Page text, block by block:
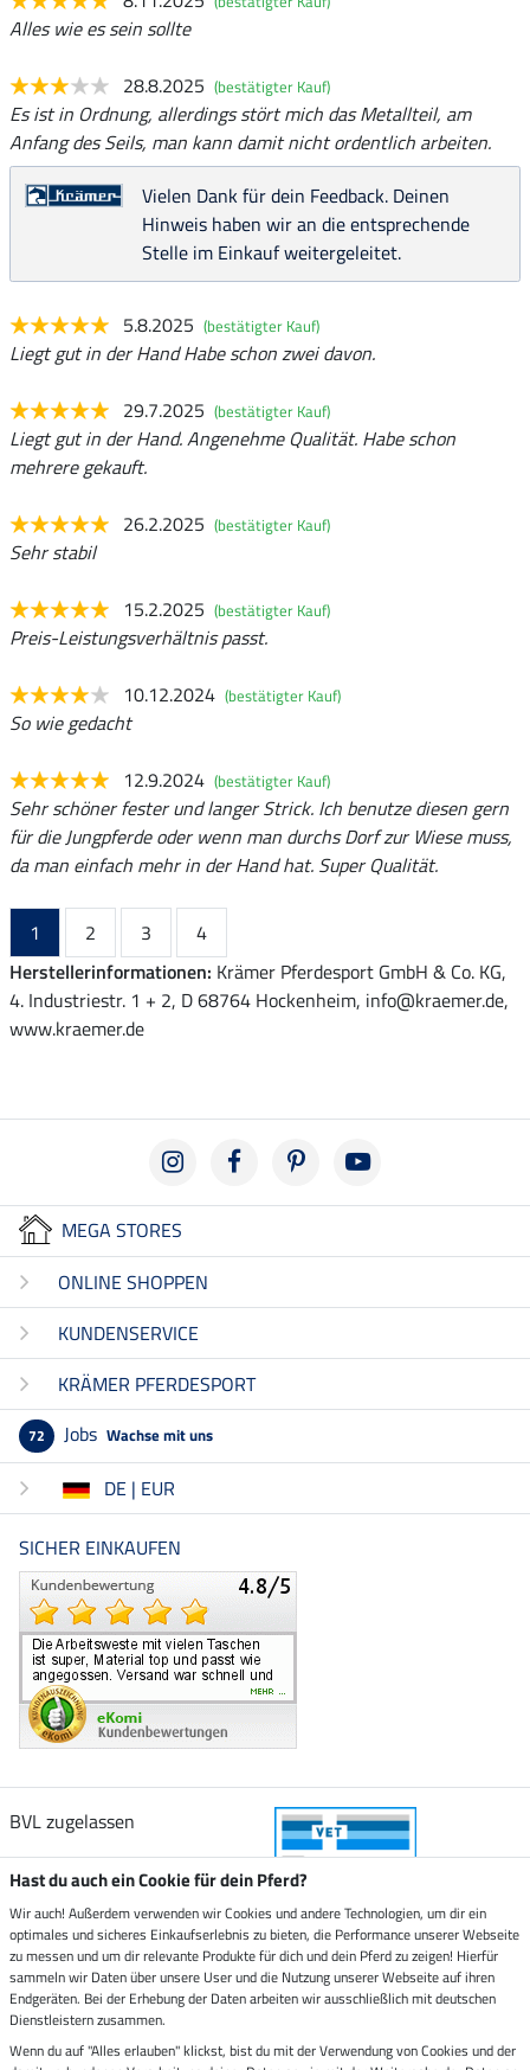
Alles wie es sein sollte
28.8.2025 (bestätigter Kauf)
Es ist in Ordnung, allerdings stört mich das Metallteil, am
Anfang des Seils, man kann damit nicht ordentlich arbeiten.
Vielen Dank für dein Feedback. Deinen
Hinweis haben wir an die entsprechende
Stelle im Einkauf weitergeleitet.
5.8.2025 (bestätigter Kauf)
Liegt gut in der Hand Habe schon zwei davon.
29.7.2025 (bestätigter Kauf)
Liegt gut in der Hand. Angenehme Qualität. Habe schon
mehrere gekauft.
26.2.2025 (bestätigter Kauf)
Sehr stabil
15.2.2025 (bestätigter Kauf)
Preis-Leistungsverhältnis passt.
10.12.2024 (bestätigter Kauf)
So wie gedacht
12.9.2024 (bestätigter Kauf)
Sehr schöner fester und langer Strick. Ich benutze diesen gern
für die Jungpferde oder wenn man durchs Dorf zur Wiese muss,
da man einfach mehr in der Hand hat. Super Qualität.
1 2 3
4
Herstellerinformationen: Krämer Pferdesport GmbH & Co. KG,
4. Industriestr. 1 + 2, D 68764 Hockenheim, info@kraemer.de,
www.kraemer.de
MEGA STORES
ONLINE SHOPPEN
KUNDENSERVICE
KRÄMER PFERDESPORT
72 Jobs Wachse mit uns
DE | EUR
SICHER EINKAUFEN
BVL zugelassen
Zustellung durch
Sicher bezahlen mit
Hast du auch ein Cookie für dein Pferd?
Wir auch! Außerdem verwenden wir Cookies und andere Technologien, um dir ein
optimales und sicheres Einkaufserlebnis zu bieten, die Performance unserer Webseite
zu messen und um dir relevante Produkte für dich und dein Pferd zu zeigen! Hierfür
sammeln wir Daten über unsere User und die Nutzung unserer Webseite auf ihren
Endgeräten. Bei der Erhebung der Daten arbeiten wir ausschließlich mit deutschen
Dienstleistern zusammen.
Wenn du auf "Alles erlauben" klickst, bist du mit der Verwendung von Cookies und der